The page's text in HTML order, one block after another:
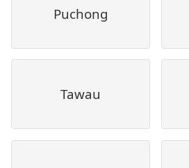
Puchong
Tawau